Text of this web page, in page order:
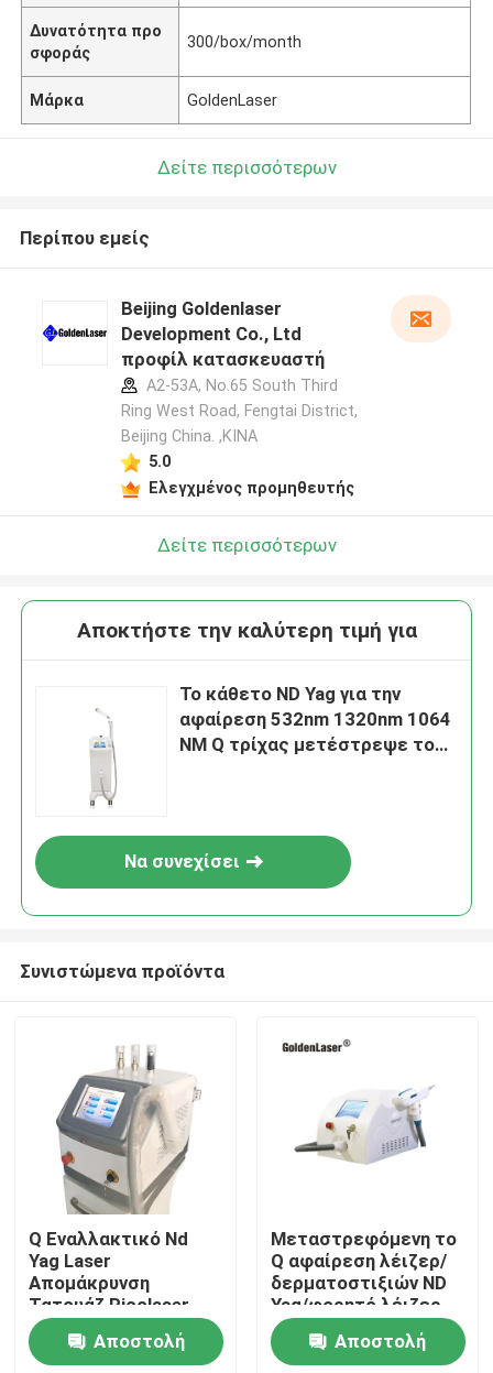
Σπίτι
Προϊόντα
Βίντεο
Δυνατότητα προ
σφοράς
300/box/month
Μάρκα GoldenLaser
Δείτε περισσότερων
Περίπου εμείς
Beijing Goldenlaser
Development Co., Ltd
προφίλ κατασκευαστή
A2-53A, No.65 South Third
Ring West Road, Fengtai District,
Beijing China. ,ΚΙΝΑ
5.0
Ελεγχμένος προμηθευτής
Δείτε περισσότερων
Αποκτήστε την καλύτερη τιμή για
Το κάθετο ND Yag για την
αφαίρεση 532nm 1320nm 1064
NM Q τρίχας μετέστρεψε το
Να συνεχίσει
Συνιστώμενα προϊόντα
Q Εναλλακτικό Nd
Yag Laser
Απομάκρυνση
Τατουάζ Picolaser
1064nm 532nm
Αποστολή
Μεταστρεφόμενη το
Q αφαίρεση λέιζερ/
δερματοστιξιών ND
Yag/φορητό λέιζερ
ND Yag διακοπτών
του Q
Αποστολή